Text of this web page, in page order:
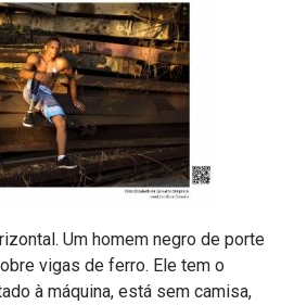
Um homem negro de porte
vigas de ferro. Ele tem o
à máquina, está sem camisa,